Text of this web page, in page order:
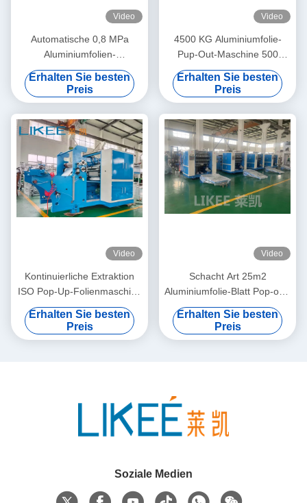
Video
Automatische 0,8 MPa
Aluminiumfolien-
Umrollmaschine mit
Doppelwellen für Klebeband
Erhalten Sie besten
Preis
Video
4500 KG Aluminiumfolie-
Pup-Out-Maschine 500
Blätter/Min-Blatt-
Schneidemaschine
Erhalten Sie besten
Preis
Video
Kontinuierliche Extraktion
ISO Pop-Up-Folienmaschine
5000x2000x1700mm
Erhalten Sie besten
Preis
Video
Schacht Art 25m2
Aluminiumfolie-Blatt Pop-out-
Maschine Zwei-Station
Rückwicklung
Erhalten Sie besten
Preis
Soziale Medien